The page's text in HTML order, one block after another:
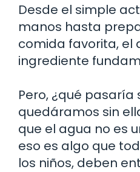
Desde el simple
manos hasta
comida favorita, el
ingrediente
Pero, ¿qué
quedáramos sin
que el agua no es
eso es algo que
los niños, deben